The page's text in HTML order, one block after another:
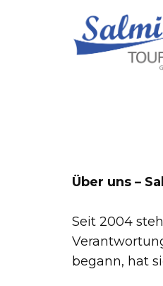
Über uns –
Seit 2004
begann, hat